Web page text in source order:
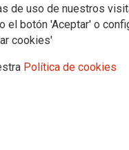
de uso de nuestros
el botón 'Aceptar' o
cookies'
Política de cookies